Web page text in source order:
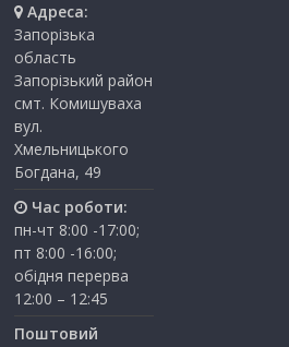
Адреса:
Запорізька
область
Запорізький район
смт. Комишуваха
вул.
Хмельницького
Богдана, 49
Час роботи:
пн-чт 8:00 -17:00;
пт 8:00 -16:00;
обідня перерва
12:00 – 12:45
Поштовий